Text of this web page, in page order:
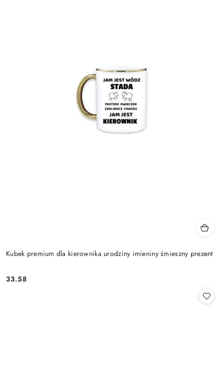
Kubek premium dla kierownika urodziny imieniny śmieszny prezent
Cena:
33.58